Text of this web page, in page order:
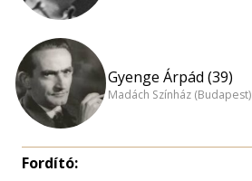
Gyenge Árpád (39)
Madách Színház (Budapest)
Fordító: